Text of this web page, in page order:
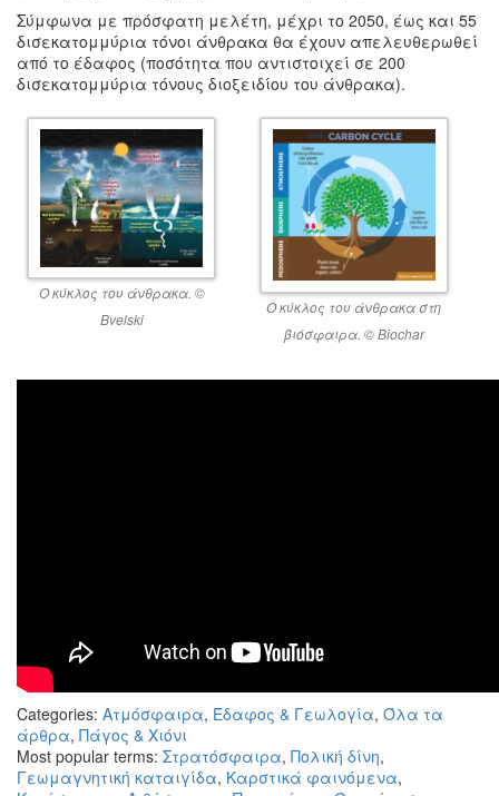
Σύμφωνα με πρόσφατη μελέτη, μέχρι το 2050, έως και 55
δισεκατομμύρια τόνοι άνθρακα θα έχουν απελευθερωθεί
από το έδαφος (ποσότητα που αντιστοιχεί σε 200
δισεκατομμύρια τόνους διοξειδίου του άνθρακα).
Ο κύκλος του άνθρακα. ©
Bvelski
Ο κύκλος του άνθρακα στη
βιόσφαιρα. © Biochar
Categories: Ατμόσφαιρα, Έδαφος & Γεωλογία, Όλα τα
άρθρα, Πάγος & Χιόνι
Most popular terms: Στρατόσφαιρα, Πολική δίνη,
Γεωμαγνητική καταιγίδα, Καρστικά φαινόμενα,